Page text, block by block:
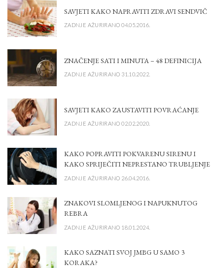
SAVJETI KAKO NAPRAVITI ZDRAVI SENDVIČ
ZADNJE AŽURIRANO 04.05.2016.
ZNAČENJE SATI I MINUTA – 48 DEFINICIJA
ZADNJE AŽURIRANO 31.10.2022.
SAVJETI KAKO ZAUSTAVITI POVRAĆANJE
ZADNJE AŽURIRANO 02.02.2020.
KAKO POPRAVITI POKVARENU SIRENU I
KAKO SPRIJEČITI NEPRESTANO TRUBLJENJE
ZADNJE AŽURIRANO 26.04.2016.
ZNAKOVI SLOMLJENOG I NAPUKNUTOG
REBRA
ZADNJE AŽURIRANO 18.01.2024.
KAKO SAZNATI SVOJ JMBG U SAMO 3
KORAKA?